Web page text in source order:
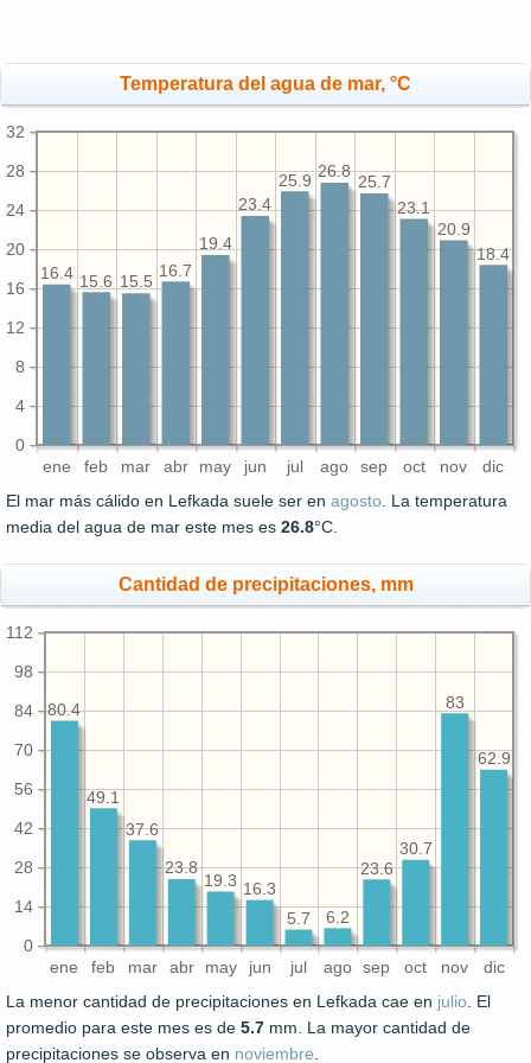
Temperatura del agua de mar, °C
ene feb mar abr may jun jul ago sep oct nov dic
0
4
8
12
16
20
24
28
32
18.4
20.9
23.1
25.7
26.8
25.9
23.4
19.4
16.7
15.5
15.6
16.4
El mar más cálido en Lefkada suele ser en agosto. La temperatura
media del agua de mar este mes es 26.8°C.
Cantidad de precipitaciones, mm
ene feb mar abr may jun jul ago sep oct nov dic
0
14
28
42
56
70
84
98
112
62.9
83
30.7
23.6
6.2
5.7
16.3
19.3
23.8
37.6
49.1
80.4
La menor cantidad de precipitaciones en Lefkada cae en julio. El
promedio para este mes es de 5.7 mm. La mayor cantidad de
precipitaciones se observa en noviembre.